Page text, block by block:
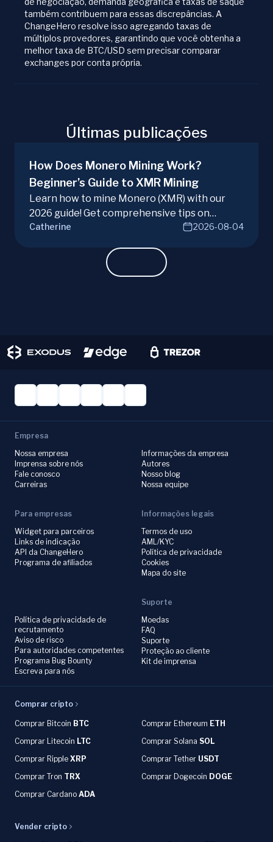
também contribuem para essas discrepâncias. A
ChangeHero resolve isso agregando taxas de
múltiplos provedores, garantindo que você obtenha a
melhor taxa de BTC/USD sem precisar comparar
exchanges por conta própria.
Últimas publicações
How Does Monero Mining Work?
Beginner’s Guide to XMR Mining
Learn how to mine Monero (XMR) with our
2026 guide! Get comprehensive tips on
hardware, software, and techniques for
Catherine 2026-08-04
Empresa
Nossa empresa
Imprensa sobre nós
Fale conosco
Carreiras
Informações da empresa
Autores
Nosso blog
Nossa equipe
Para empresas
Widget para parceiros
Links de indicação
API da ChangeHero
Programa de afiliados
Informações legais
Termos de uso
AML/KYC
Política de privacidade
Cookies
Mapa do site
Política de privacidade de
recrutamento
Aviso de risco
Para autoridades competentes
Programa Bug Bounty
Escreva para nós
Suporte
Moedas
FAQ
Suporte
Proteção ao cliente
Kit de imprensa
Comprar cripto
Comprar Bitcoin BTC Comprar Ethereum ETH
Comprar Litecoin LTC Comprar Solana SOL
Comprar Ripple XRP Comprar Tether USDT
Comprar Tron TRX Comprar Dogecoin DOGE
Comprar Cardano ADA
Vender cripto